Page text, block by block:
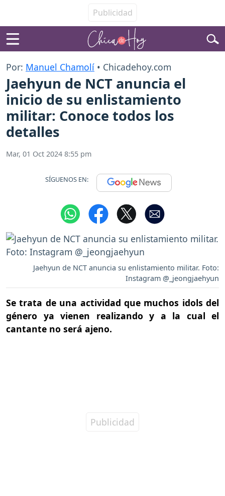
Por: Manuel Chamolí • Chicadehoy.com
Jaehyun de NCT anuncia el
inicio de su enlistamiento
militar: Conoce todos los
detalles
Mar, 01 Oct 2024 8:55 pm
SÍGUENOS EN:
Jaehyun de NCT anuncia su enlistamiento militar. Foto:
Instagram @_jeongjaehyun
Se trata de una actividad que muchos idols del
género ya vienen realizando y a la cual el
cantante no será ajeno.